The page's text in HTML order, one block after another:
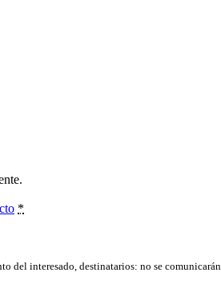
*
interesado, destinatarios: no se